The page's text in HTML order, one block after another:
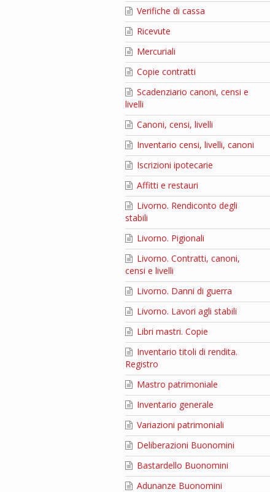
Verifiche di cassa
Ricevute
Mercuriali
Copie contratti
Scadenziario canoni, censi e
livelli
Canoni, censi, livelli
Inventario censi, livelli, canoni
Iscrizioni ipotecarie
Affitti e restauri
Livorno. Rendiconto degli
stabili
Livorno. Pigionali
Livorno. Contratti, canoni,
censi e livelli
Livorno. Danni di guerra
Livorno. Lavori agli stabili
Libri mastri. Copie
Inventario titoli di rendita.
Registro
Mastro patrimoniale
Inventario generale
Variazioni patrimoniali
Deliberazioni Buonomini
Bastardello Buonomini
Adunanze Buonomini